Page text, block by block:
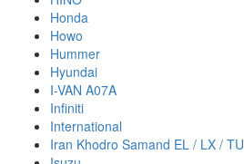
Honda
Howo
Hummer
Hyundai
I-VAN A07A
Infiniti
International
Iran Khodro Samand EL / LX / TU